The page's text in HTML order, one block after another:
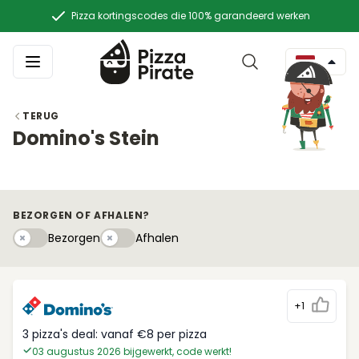
Pizza kortingscodes die 100% garandeerd werken
TERUG
Domino's Stein
BEZORGEN OF AFHALEN?
BezorgenBezorgenAfhalenyAfhalen
+1
3 pizza's deal: vanaf €8 per pizza
03 augustus 2026 bijgewerkt, code werkt!